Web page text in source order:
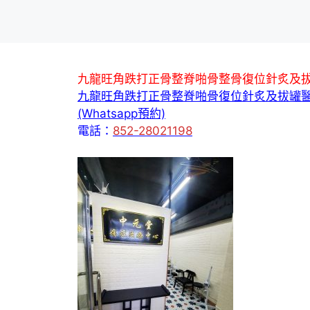
九龍旺角跌打正骨整脊啪骨整骨復位針炙及
九龍旺角跌打正骨整脊啪骨復位針炙及拔罐
(Whatsapp預約)
電話： 852-28021198